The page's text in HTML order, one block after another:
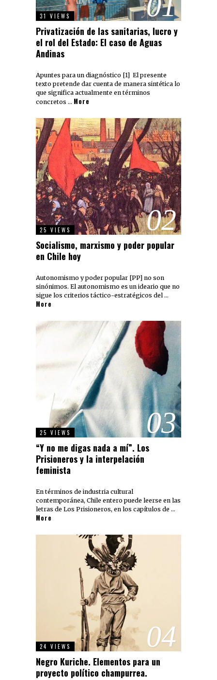
31 VIEWS
Privatización de las sanitarias, lucro y
el rol del Estado: El caso de Aguas
Andinas
Apuntes para un diagnóstico [1] El presente
texto pretende dar cuenta de manera sintética lo
que significa actualmente en términos
concretos … More
02
25 VIEWS
Socialismo, marxismo y poder popular
en Chile hoy
Autonomismo y poder popular [PP] no son
sinónimos. El autonomismo es un ideario que no
sigue los criterios táctico-estratégicos del …
More
03
25 VIEWS
“Y no me digas nada a mí”. Los
Prisioneros y la interpelación
feminista
En términos de industria cultural
contemporánea, Chile entero puede leerse en las
letras de Los Prisioneros, en los capítulos de …
More
04
24 VIEWS
Negro Kuriche. Elementos para un
proyecto político champurrea.